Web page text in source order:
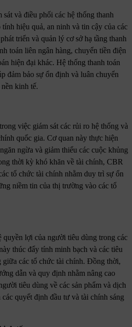
và điều phối các hệ thống thanh
hiệu quả, an ninh và tin cậy của các
triển và quản lý cơ sở hạ tầng thanh
toán liên ngân hàng, chuyển tiền điện
hiện đại khác. Hệ thống thanh toán
đảm bảo sự ổn định và luân chuyển
kinh tế.
việc giám sát các rủi ro hệ thống và
quốc gia. Cơ quan này thực hiện
ngừa và giảm thiểu các cuộc khủng
thời kỳ khó khăn về tài chính, CBR
tổ chức tài chính nhằm duy trì sự ổn
niềm tin của thị trường vào các tổ
quyền lợi của người tiêu dùng trong các
thúc đẩy tính minh bạch và các tiêu
giữa các tổ chức tài chính. Đồng thời,
dẫn và quy định nhằm nâng cao
tiêu dùng về các sản phẩm và dịch
quyết định đầu tư và tài chính sáng